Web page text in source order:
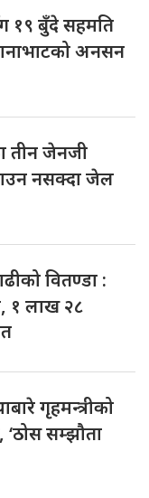
१९ बुँदे सहमति
अनसन
तीन जेनजी
नसक्दा जेल
वितण्डा :
१ लाख २८
गृहमन्त्रीको
‘ठोस सम्झौता